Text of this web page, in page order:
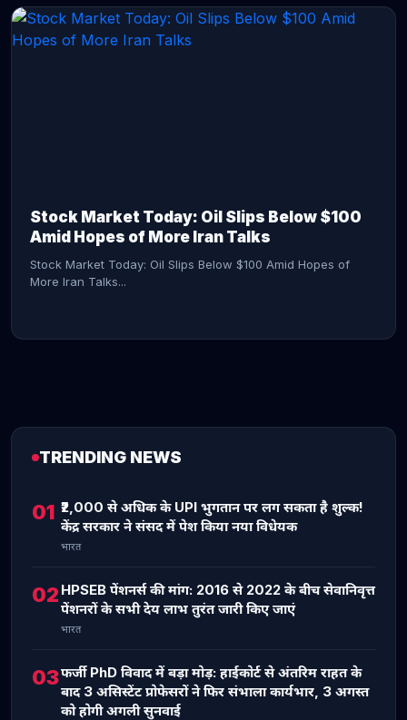
Stock Market Today: Oil Slips Below $100
Amid Hopes of More Iran Talks
Stock Market Today: Oil Slips Below $100 Amid Hopes of
More Iran Talks...
TRENDING NEWS
01 ₹2,000 से अधिक के UPI भुगतान पर लग सकता है शुल्क!
केंद्र सरकार ने संसद में पेश किया नया विधेयक
भारत
02 HPSEB पेंशनर्स की मांग: 2016 से 2022 के बीच सेवानिवृत्त
पेंशनरों के सभी देय लाभ तुरंत जारी किए जाएं
भारत
03फर्जी PhD विवाद में बड़ा मोड़: हाईकोर्ट से अंतरिम राहत के
बाद 3 असिस्टेंट प्रोफेसरों ने फिर संभाला कार्यभार, 3 अगस्त
को होगी अगली सुनवाई